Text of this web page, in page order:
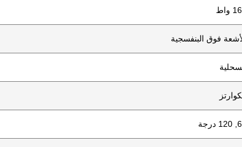
واط
فوق البنفسجية